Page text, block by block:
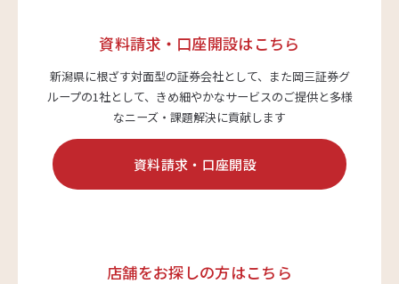
採用情報
サステナビリティ
資料請求・口座開設はこちら
新潟県に根ざす対面型の証券会社として、また岡三証券グ
ループの1社として、 きめ細やかなサービスのご提供と多様
なニーズ・課題解決に貢献します
資料請求・口座開設
店舗をお探しの方はこちら